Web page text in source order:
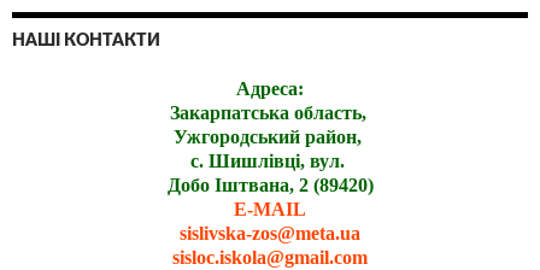
НАШІ КОНТАКТИ
Адреса:
Закарпатська область,
Ужгородський район,
с. Шишлівці, вул.
Добо Іштвана, 2 (89420)
E-MAIL
sislivska-zos@meta.ua
sisloc.iskola@gmail.com